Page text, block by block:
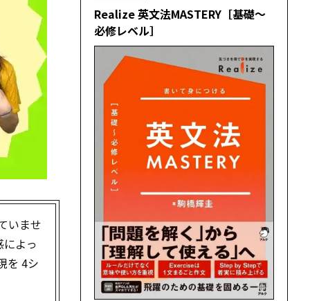
いませ
よっ
を 4シ
Realize 英文法MASTERY［基礎～
必修レベル］